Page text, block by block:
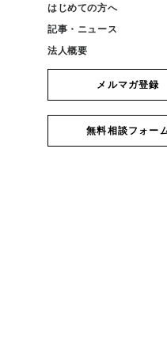
はじめての方へ
記事・ニュース
法人概要
メルマガ登録
無料相談フォー